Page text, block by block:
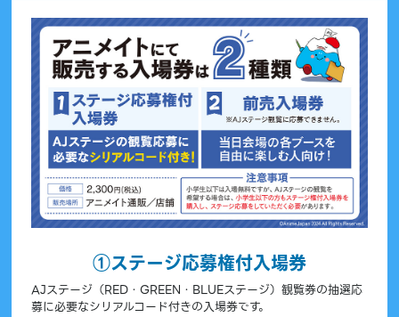
①ステージ応募権付入場券
AJステージ（RED・GREEN・BLUEステージ）観覧券の抽選応
募に必要なシリアルコード付きの入場券です。